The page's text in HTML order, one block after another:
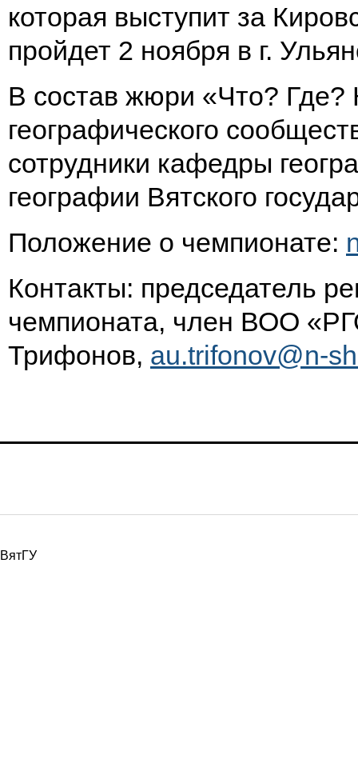
которая выступит за
пройдет 2 ноября в г.
В состав жюри «Что? Где?
географического
сотрудники кафедры
географии Вятского
Положение о чемпионате:
Контакты: председатель
чемпионата, член ВОО
Трифонов, au.trifonov@n-
ВятГУ